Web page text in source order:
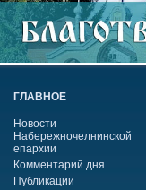
ГЛАВНОЕ
Новости
Набережночелнинской
епархии
Комментарий дня
Публикации